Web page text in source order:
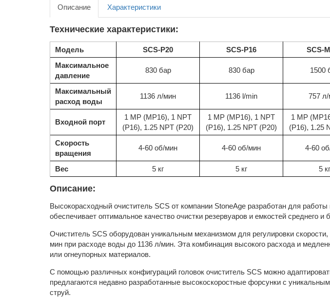
Описание Характеристики
Технические характеристики:
Модель SCS-P20 SCS-P16
SCS-
Максимальное
давление
830 бар 830 бар 1500
Максимальный
расход воды
1136 л/мин 1136 l/min 757
Входной порт
1 MP (MP16), 1 NPT
(P16), 1.25 NPT (P20)
1 MP (MP16), 1 NPT
(P16), 1.25 NPT (P20)
1 MP
(P16), 1.25
Скорость
вращения
4-60 об/мин 4-60 об/мин 4-60
Вес 5 кг 5 кг 5 кг
Описание:
Высокорасходный очиститель SCS от компании StoneAge разработан для
обеспечивает оптимальное качество очистки резервуаров и емкостей среднего и
Очиститель SCS оборудован уникальным механизмом для регулировки
мин при расходе воды до 1136 л/мин. Эта комбинация высокого расхода и
или огнеупорных материалов.
С помощью различных конфигураций головок очиститель SCS можно
предлагаются недавно разработанные высокоскоростные форсунки с
струй.